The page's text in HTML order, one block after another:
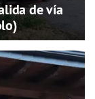
de vía